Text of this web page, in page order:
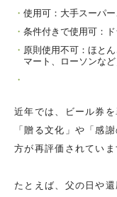
使用可：大手スーパ
条件付きで使用可：
原則使用不可：ほと
マート、ローソンなど
近年では、ビール券
「贈る文化」や「感
方が再評価されていま
たとえば、父の日や